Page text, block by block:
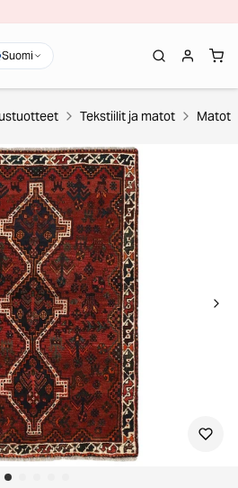
Suomi
Tekstiilit ja matot Matot